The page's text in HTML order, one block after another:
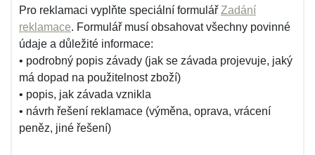
Pro reklamaci vyplňte speciální formulář Zadání
reklamace. Formulář musí obsahovat všechny povinné
údaje a důležité informace:
• podrobný popis závady (jak se závada projevuje, jaký
má dopad na použitelnost zboží)
• popis, jak závada vznikla
• návrh řešení reklamace (výměna, oprava, vrácení
peněz, jiné řešení)